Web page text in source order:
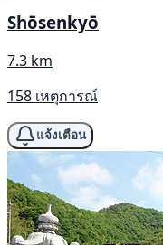
Shōsenkyō
7.3 km
158 เหตุการณ์
แจ้งเตือน